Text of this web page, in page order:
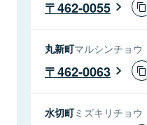
462-0055
丸新町マルシンチョウ
462-0063
水切町ミズキリチョウ